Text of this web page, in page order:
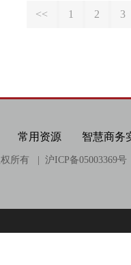
<< 1 2 3
常用资源 智慧商务
所有 | 沪ICP备05003369号